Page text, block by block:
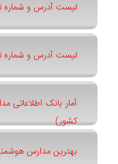
لیست آدرس و شماره
لیست آدرس و شماره
کشور)
بهترین مدارس